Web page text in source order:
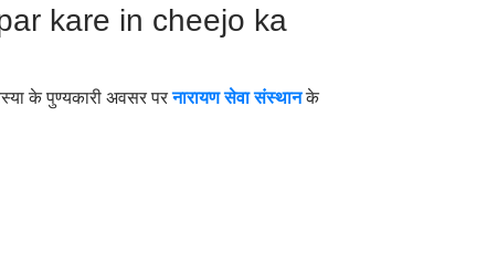
kare in cheejo ka
के पुण्यकारी अवसर परनारायण सेवा संस्थानके